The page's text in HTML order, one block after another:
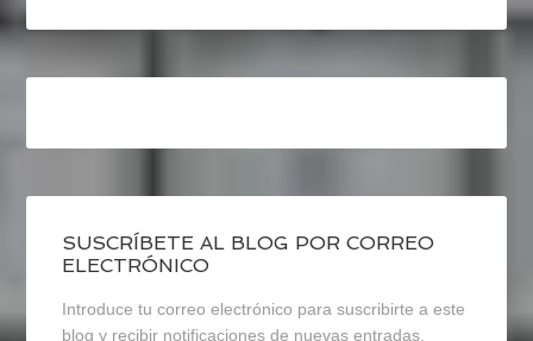
SUSCRÍBETE AL BLOG POR CORREO
ELECTRÓNICO
Introduce tu correo electrónico para suscribirte a este
blog y recibir notificaciones de nuevas entradas.